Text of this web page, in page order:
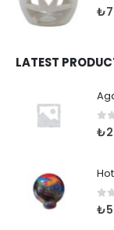
0
₺
LATEST
0
₺
0
₺